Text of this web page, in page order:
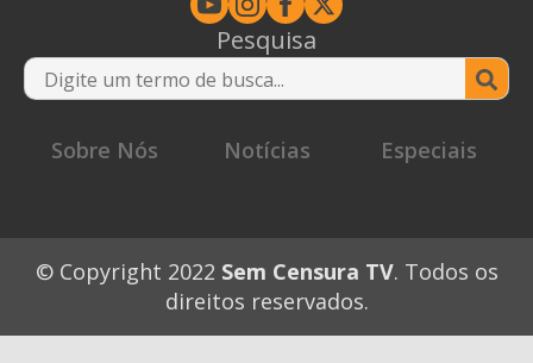
Pesquisa
Sobre Nós
Notícias Especiais
© Copyright 2022 Sem Censura TV. Todos os
direitos reservados.